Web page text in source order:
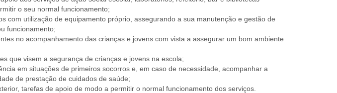
o seu normal funcionamento;
com utilização de equipamento próprio, assegurando a sua manutenção e gestão de
funcionamento;
no acompanhamento das crianças e jovens com vista a assegurar um bom ambiente
que visem a segurança de crianças e jovens na escola;
em situações de primeiros socorros e, em caso de necessidade, acompanhar a
de prestação de cuidados de saúde;
tarefas de apoio de modo a permitir o normal funcionamento dos serviços.